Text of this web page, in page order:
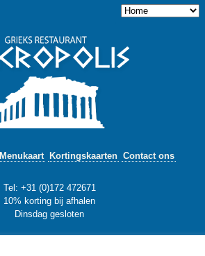
Menukaart Kortingskaarten Contact ons
Tel: +31 (0)172 472671
10% korting bij afhalen
Dinsdag gesloten